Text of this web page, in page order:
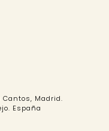
Cantos, Madrid.
España